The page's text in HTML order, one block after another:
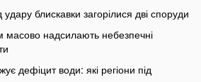
удару блискавки загорілися дві споруди
масово надсилають небезпечні
дефіцит води: які регіони під